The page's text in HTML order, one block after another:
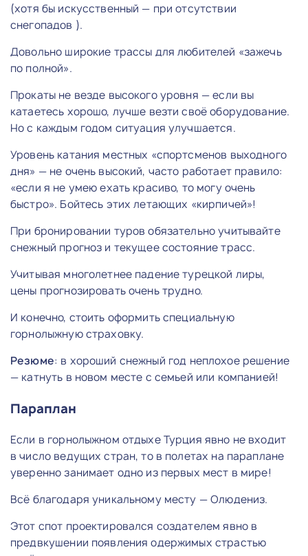
(хотя бы искусственный — при отсутствии
снегопадов ).
Довольно широкие трассы для любителей «зажечь
по полной».
Прокаты не везде высокого уровня — если вы
катаетесь хорошо, лучше везти своё оборудование.
Но с каждым годом ситуация улучшается.
Уровень катания местных «спортсменов выходного
дня» — не очень высокий, часто работает правило:
«если я не умею ехать красиво, то могу очень
быстро». Бойтесь этих летающих «кирпичей»!
При бронировании туров обязательно учитывайте
снежный прогноз и текущее состояние трасс.
Учитывая многолетнее падение турецкой лиры,
цены прогнозировать очень трудно.
И конечно, стоить оформить специальную
горнолыжную страховку.
Резюме: в хороший снежный год неплохое решение
— катнуть в новом месте с семьей или компанией!
Параплан
Если в горнолыжном отдыхе Турция явно не входит
в число ведущих стран, то в полетах на параплане
уверенно занимает одно из первых мест в мире!
Всё благодаря уникальному месту — Олюдениз.
Этот спот проектировался создателем явно в
предвкушении появления одержимых страстью